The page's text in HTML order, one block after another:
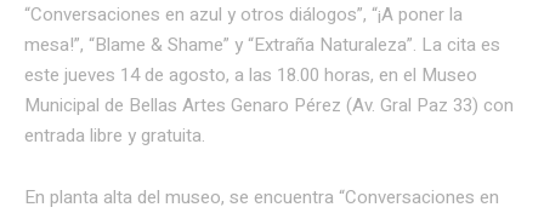
“Conversaciones en azul y otros diálogos”, “¡A poner la
mesa!”, “Blame & Shame” y “Extraña Naturaleza”. La cita es
este jueves 14 de agosto, a las 18.00 horas, en el Museo
Municipal de Bellas Artes Genaro Pérez (Av. Gral Paz 33) con
entrada libre y gratuita.
En planta alta del museo, se encuentra “Conversaciones en